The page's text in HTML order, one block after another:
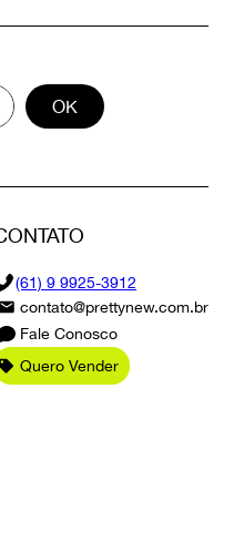
OK
(61) 9 9925-3912
contato@prettynew.com.br
Fale Conosco
Quero Vender